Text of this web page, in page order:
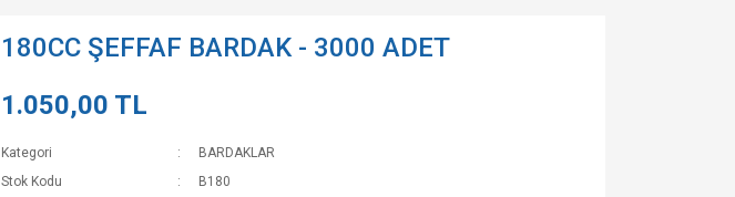
180CC ŞEFFAF BARDAK - 3000 ADET
1.050,00 TL
Kategori
BARDAKLAR
Stok Kodu
B180